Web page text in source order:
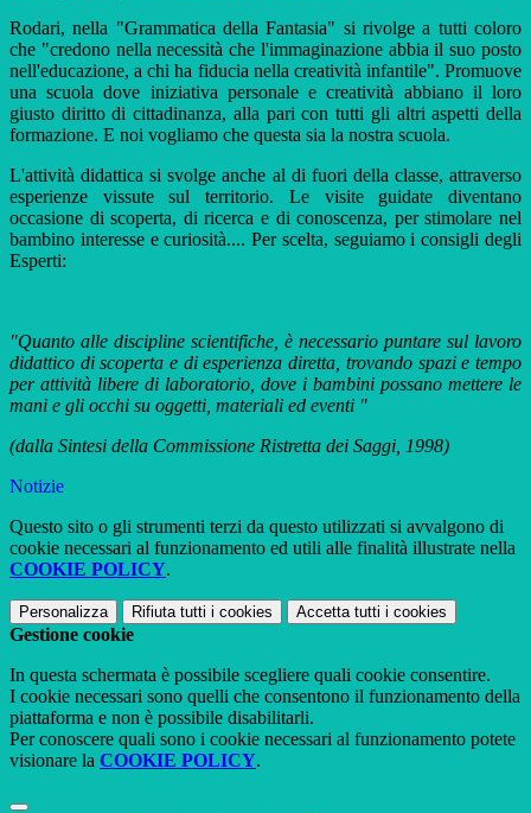
Rodari, nella "Grammatica della Fantasia" si rivolge a tutti coloro
che "credono nella necessità che l'immaginazione abbia il suo posto
nell'educazione, a chi ha fiducia nella creatività infantile". Promuove
una scuola dove iniziativa personale e creatività abbiano il loro
giusto diritto di cittadinanza, alla pari con tutti gli altri aspetti della
formazione. E noi vogliamo che questa sia la nostra scuola.
L'attività didattica si svolge anche al di fuori della classe, attraverso
esperienze vissute sul territorio. Le visite guidate diventano
occasione di scoperta, di ricerca e di conoscenza, per stimolare nel
bambino interesse e curiosità.... Per scelta, seguiamo i consigli degli
Esperti:
"Quanto alle discipline scientifiche, è necessario puntare sul lavoro
didattico di scoperta e di esperienza diretta, trovando spazi e tempo
per attività libere di laboratorio, dove i bambini possano mettere le
mani e gli occhi su oggetti, materiali ed eventi "
(dalla Sintesi della Commissione Ristretta dei Saggi, 1998)
Notizie
Questo sito o gli strumenti terzi da questo utilizzati si avvalgono di
cookie necessari al funzionamento ed utili alle finalità illustrate nella
COOKIE POLICY.
Personalizza Rifiuta tutti i cookies Accetta tutti i cookies
Gestione cookie
In questa schermata è possibile scegliere quali cookie consentire.
I cookie necessari sono quelli che consentono il funzionamento della
piattaforma e non è possibile disabilitarli.
Per conoscere quali sono i cookie necessari al funzionamento potete
visionare la COOKIE POLICY.